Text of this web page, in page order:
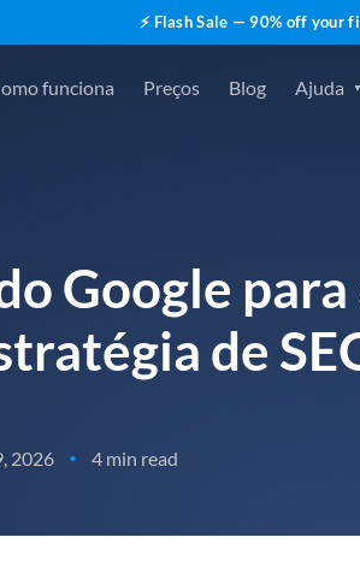
⚡ Flash Sale — 90% off your
funciona Preços Blog Ajuda
Google
de
2026 • 4 min read